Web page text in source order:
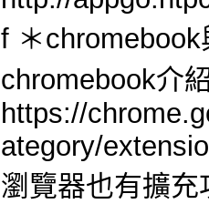
f ＊
chromebook介
https://
ategory/
瀏覽器也有擴